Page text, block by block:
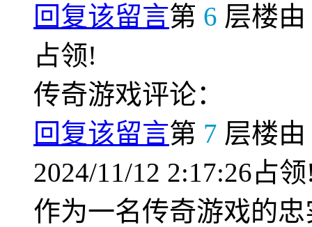
回复该留言第 6 层楼由
占领!
传奇游戏评论：
回复该留言第 7 层楼由
2024/11/12 2:17:26占
作为一名传奇游戏的